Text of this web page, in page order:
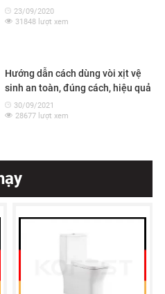
23/09/2020
31848 lượt xem
Hướng dẫn cách dùng vòi xịt vệ
sinh an toàn, đúng cách, hiệu quả
30/09/2021
28677 lượt xem